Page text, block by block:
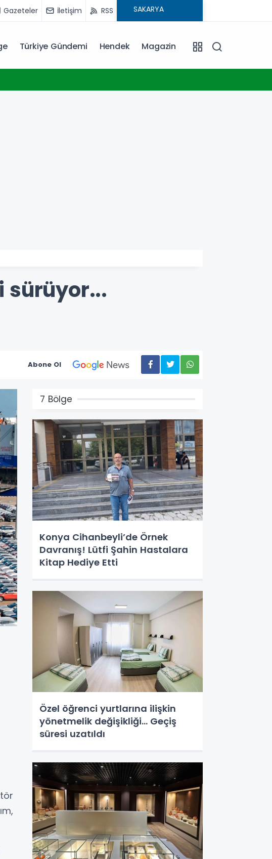
Gazeteler İletişim RSS
Türkiye Gündemi Hendek Magazin
sürüyor...
Abone Ol
7 Bölge
Konya Cihanbeyli’de Örnek
Davranış! Lütfi Şahin Hastalara
Kitap Hediye Etti
Özel öğrenci yurtlarına ilişkin
yönetmelik değişikliği... Geçiş
süresi uzatıldı